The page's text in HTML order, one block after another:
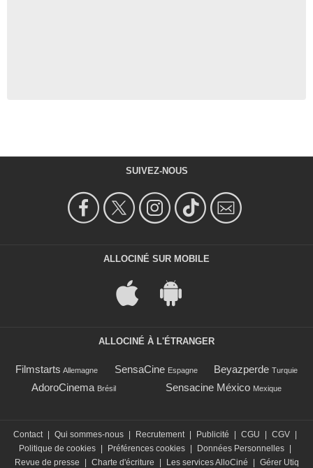
SUIVEZ-NOUS
ALLOCINÉ SUR MOBILE
ALLOCINÉ À L'ÉTRANGER
Filmstarts Allemagne SensaCine Espagne Beyazperde Turquie
AdoroCinema Brésil Sensacine México Mexique
Contact Qui sommes-nous Recrutement Publicité CGU CGV
Politique de cookies
Préférences cookies Données Personnelles
Revue de presse
Charte d'écriture Les services AlloCiné Gérer Utiq